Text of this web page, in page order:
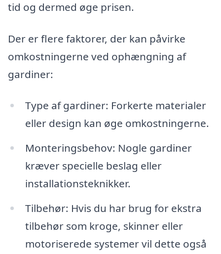
tid og dermed øge prisen.
Der er flere faktorer, der kan påvirke
omkostningerne ved ophængning af
gardiner:
Type af gardiner: Forkerte materialer
eller design kan øge omkostningerne.
Monteringsbehov: Nogle gardiner
kræver specielle beslag eller
installationsteknikker.
Tilbehør: Hvis du har brug for ekstra
tilbehør som kroge, skinner eller
motoriserede systemer vil dette også